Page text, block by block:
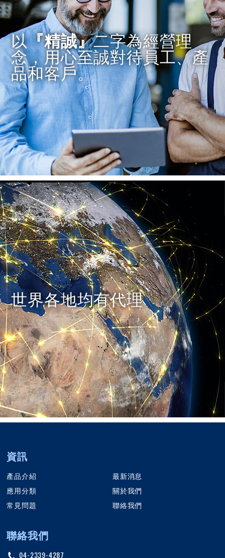
以『精誠』二字為經營理
念，用心至誠對待員工、產
品和客戶。
世界各地均有代理
資訊
產品介紹
最新消息
應用分類
關於我們
常見問題
聯絡我們
聯絡我們
04-2339-4287